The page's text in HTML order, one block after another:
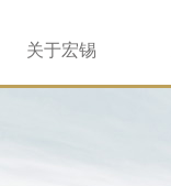
关于宏锡